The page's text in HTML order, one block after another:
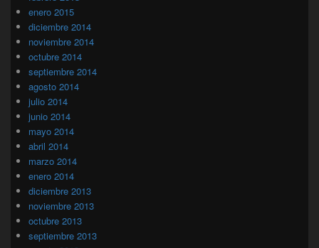
enero 2015
diciembre 2014
noviembre 2014
octubre 2014
septiembre 2014
agosto 2014
julio 2014
junio 2014
mayo 2014
abril 2014
marzo 2014
enero 2014
diciembre 2013
noviembre 2013
octubre 2013
septiembre 2013